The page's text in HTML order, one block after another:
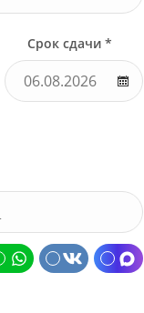
Срок сдачи *